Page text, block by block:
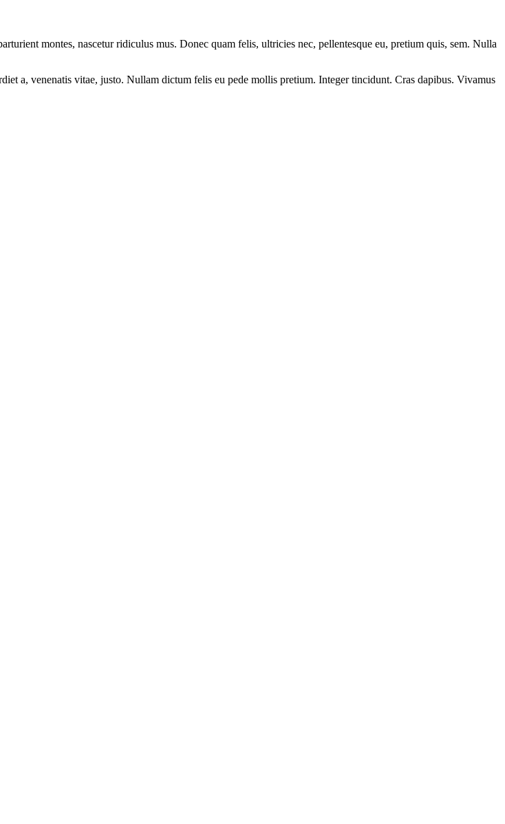
montes, nascetur ridiculus mus. Donec quam felis, ultricies nec, pellentesque eu, pretium quis, sem. Nulla
a, venenatis vitae, justo. Nullam dictum felis eu pede mollis pretium. Integer tincidunt. Cras dapibus. Vivamus